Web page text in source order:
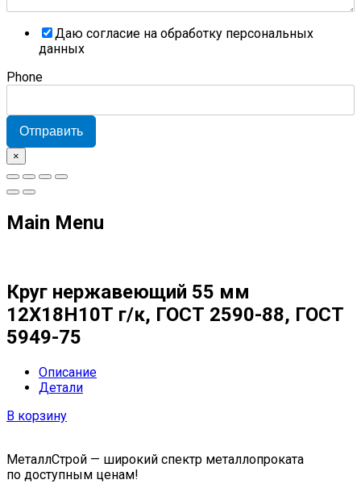
Даю согласие на обработку персональных
данных
Phone
Отправить
×
Main Menu
Круг нержавеющий 55 мм
12Х18Н10Т г/к, ГОСТ 2590-88, ГОСТ
5949-75
Описание
Детали
В корзину
МеталлСтрой — широкий спектр металлопроката
по доступным ценам!